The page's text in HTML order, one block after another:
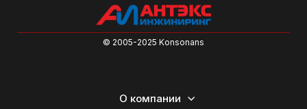
© 2005-2025 Konsonans
О компании